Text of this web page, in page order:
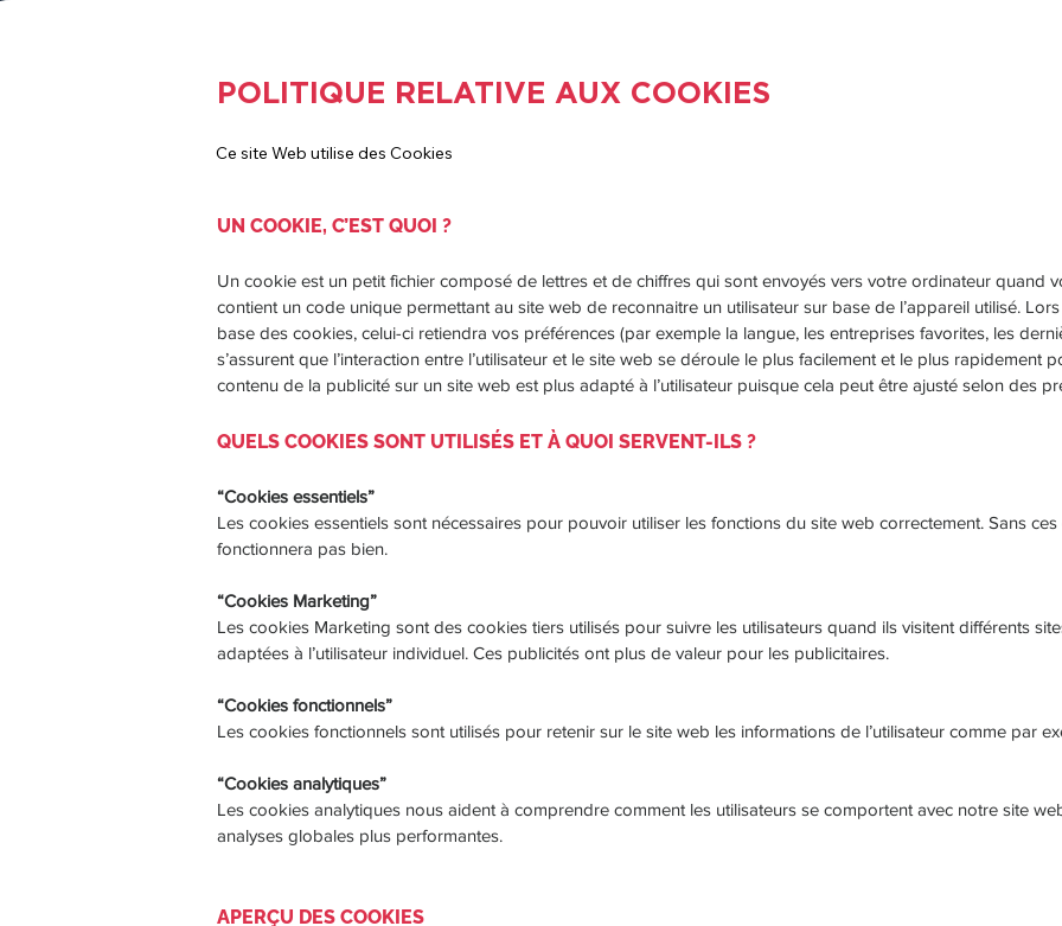
POLITIQUE RELATIVE AUX COOKIES
Ce site Web utilise des Cookies
UN COOKIE, C’EST QUOI ?
Un cookie est un petit fichier composé de lettres et de chiffres qui sont envoyés vers votre ordinateur quand
contient un code unique permettant au site web de reconnaitre un utilisateur sur base de l’appareil utilisé.
base des cookies, celui-ci retiendra vos préférences (par exemple la langue, les entreprises favorites, les
s’assurent que l’interaction entre l’utilisateur et le site web se déroule le plus facilement et le plus rapidement
contenu de la publicité sur un site web est plus adapté à l’utilisateur puisque cela peut être ajusté selon des
QUELS COOKIES SONT UTILISÉS ET À QUOI SERVENT-ILS ?
“Cookies essentiels”
Les cookies essentiels sont nécessaires pour pouvoir utiliser les fonctions du site web correctement. Sans
fonctionnera pas bien.
“Cookies Marketing”
Les cookies Marketing sont des cookies tiers utilisés pour suivre les utilisateurs quand ils visitent différents
adaptées à l’utilisateur individuel. Ces publicités ont plus de valeur pour les publicitaires.
“Cookies fonctionnels”
Les cookies fonctionnels sont utilisés pour retenir sur le site web les informations de l’utilisateur comme par
“Cookies analytiques”
Les cookies analytiques nous aident à comprendre comment les utilisateurs se comportent avec notre site
analyses globales plus performantes.
APERÇU DES COOKIES